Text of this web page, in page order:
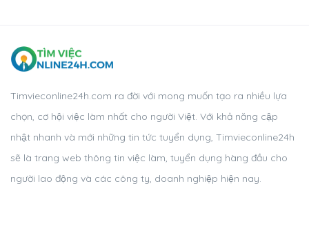
Timvieconline24h.com ra đời với mong muốn tạo ra nhiều lựa
chọn, cơ hội việc làm nhất cho người Việt. Với khả năng cập
nhật nhanh và mới những tin tức tuyển dụng, Timvieconline24h
sẽ là trang web thông tin việc làm, tuyển dụng hàng đầu cho
người lao động và các công ty, doanh nghiệp hiện nay.